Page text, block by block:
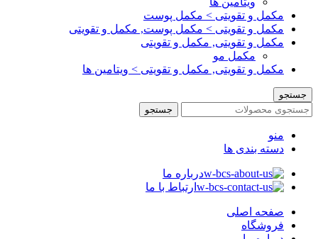
مکمل و تقویتی > مکمل پوست
مکمل و تقویتی > مکمل پوست, مکمل و تقویتی
مکمل و تقویتی, مکمل و تقویتی
مکمل مو
مکمل و تقویتی, مکمل و تقویتی > ویتامین ها
جستجو
جستجو
منو
دسته بندی ها
درباره ما
ارتباط با ما
صفحه اصلی
فروشگاه